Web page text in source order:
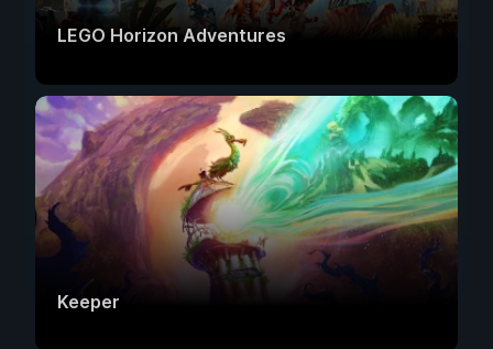
LEGO Horizon Adventures
Keeper